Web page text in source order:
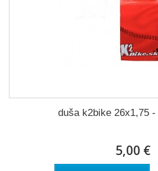
duša k2bike 26x1,75 -
5,00 €